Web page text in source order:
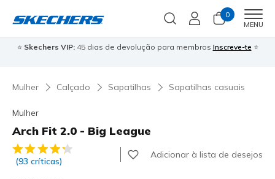
0
MENU
⭐ Skechers VIP:45 dias de devolução para membros Inscreve-te ⭐
Mulher Calçado Sapatilhas Sapatilhas casuais
Mulher
Arch Fit 2.0 - Big League
5 de 5 – Classificação do cliente
(93 críticas)
Adicionar à lista de desejos